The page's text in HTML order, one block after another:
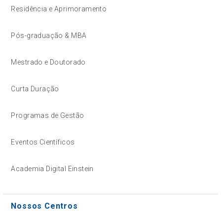
Residência e Aprimoramento
Pós-graduação & MBA
Mestrado e Doutorado
Curta Duração
Programas de Gestão
Eventos Científicos
Academia Digital Einstein
Nossos Centros